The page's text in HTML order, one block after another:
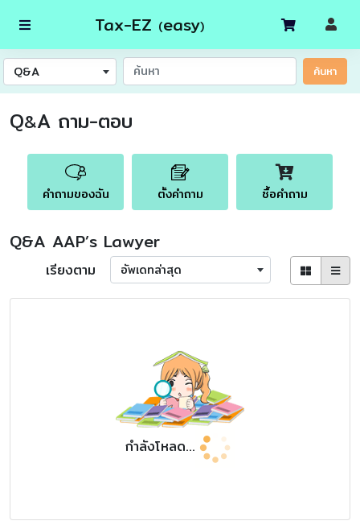
Tax-EZ (easy)
Q&A ค้นหา
Q&A ถาม-ตอบ
คำถามของฉัน ตั้งคำถาม ซื้อคำถาม
Q&A AAP’s Lawyer
เรียงตาม อัพเดทล่าสุด
กำลังโหลด...